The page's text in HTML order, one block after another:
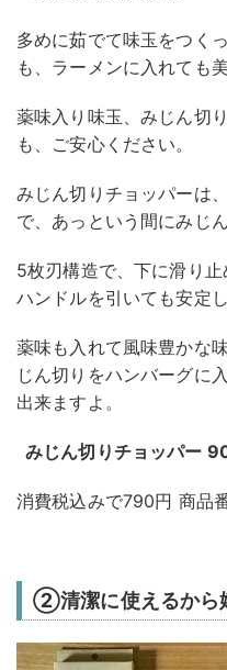
多めに茹でて味玉をつく
も、ラーメンに入れても
薬味入り味玉、みじん切
も、ご安心ください。
みじん切りチョッパーは
で、あっという間にみじ
5枚刃構造で、下に滑り止
ハンドルを引いても安定し
薬味も入れて風味豊かな
じん切りをハンバーグに
出来ますよ。
みじん切りチョッパー
消費税込みで790円 商品
②清潔に使えるから